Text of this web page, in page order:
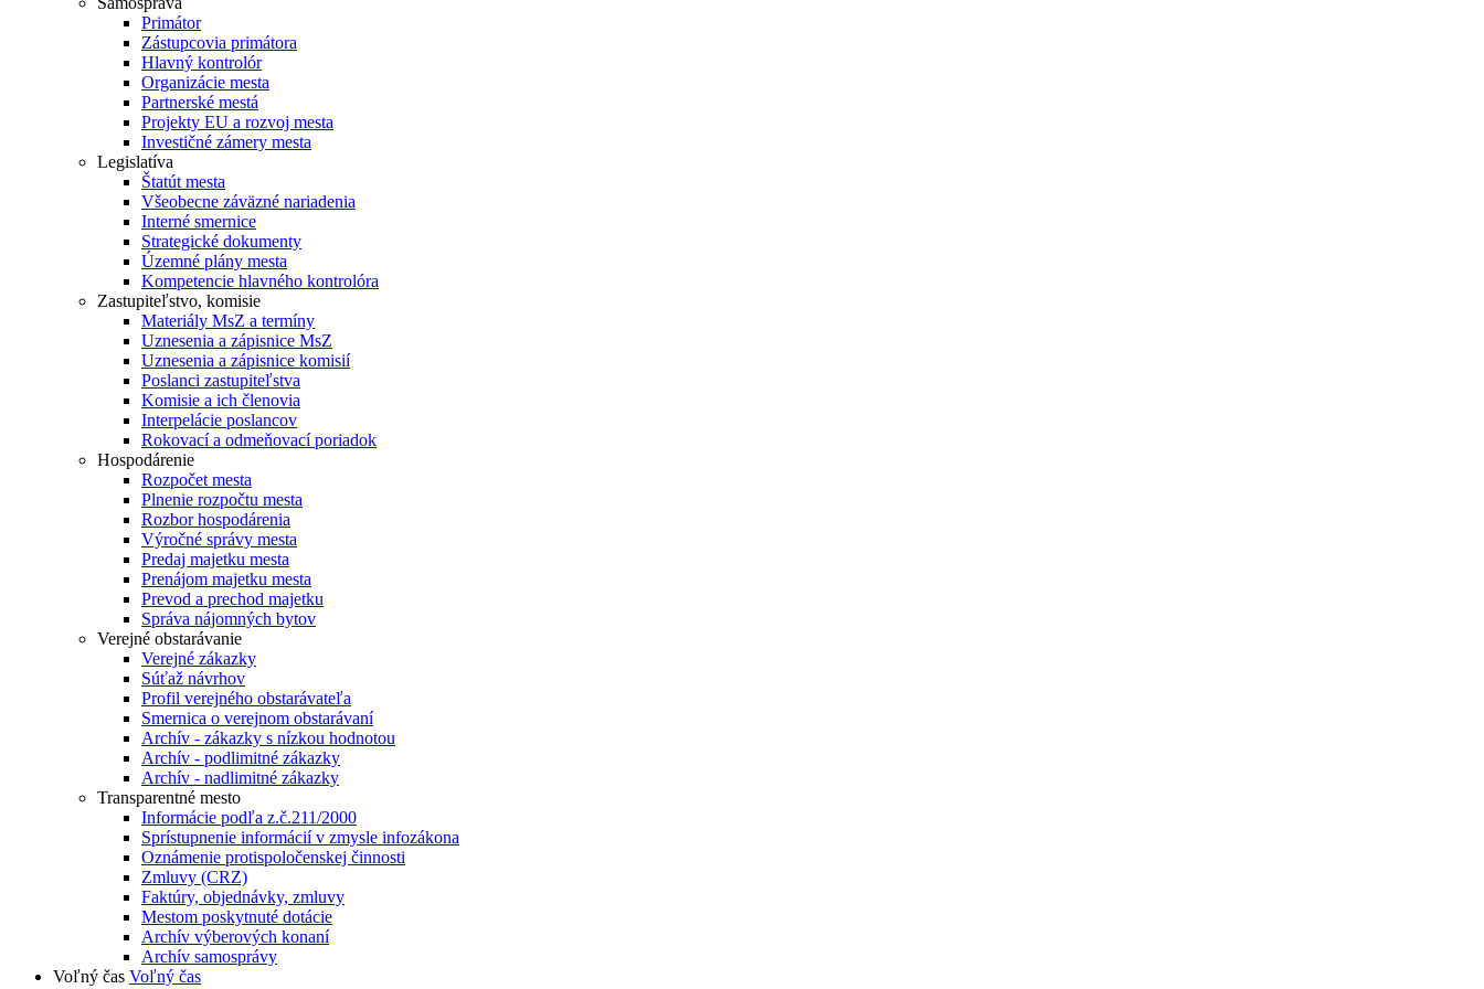
Primátor
Zástupcovia primátora
Hlavný kontrolór
Organizácie mesta
Partnerské mestá
Projekty EU a rozvoj mesta
Investičné zámery mesta
Legislatíva
Štatút mesta
Všeobecne záväzné nariadenia
Interné smernice
Strategické dokumenty
Územné plány mesta
Kompetencie hlavného kontrolóra
Zastupiteľstvo, komisie
Materiály MsZ a termíny
Uznesenia a zápisnice MsZ
Uznesenia a zápisnice komisií
Poslanci zastupiteľstva
Komisie a ich členovia
Interpelácie poslancov
Rokovací a odmeňovací poriadok
Hospodárenie
Rozpočet mesta
Plnenie rozpočtu mesta
Rozbor hospodárenia
Výročné správy mesta
Predaj majetku mesta
Prenájom majetku mesta
Prevod a prechod majetku
Správa nájomných bytov
Verejné obstarávanie
Verejné zákazky
Súťaž návrhov
Profil verejného obstarávateľa
Smernica o verejnom obstarávaní
Archív - zákazky s nízkou hodnotou
Archív - podlimitné zákazky
Archív - nadlimitné zákazky
Transparentné mesto
Informácie podľa z.č.211/2000
Sprístupnenie informácií v zmysle infozákona
Oznámenie protispoločenskej činnosti
Zmluvy (CRZ)
Faktúry, objednávky, zmluvy
Mestom poskytnuté dotácie
Archív výberových konaní
Archív samosprávy
Voľný čas Voľný čas